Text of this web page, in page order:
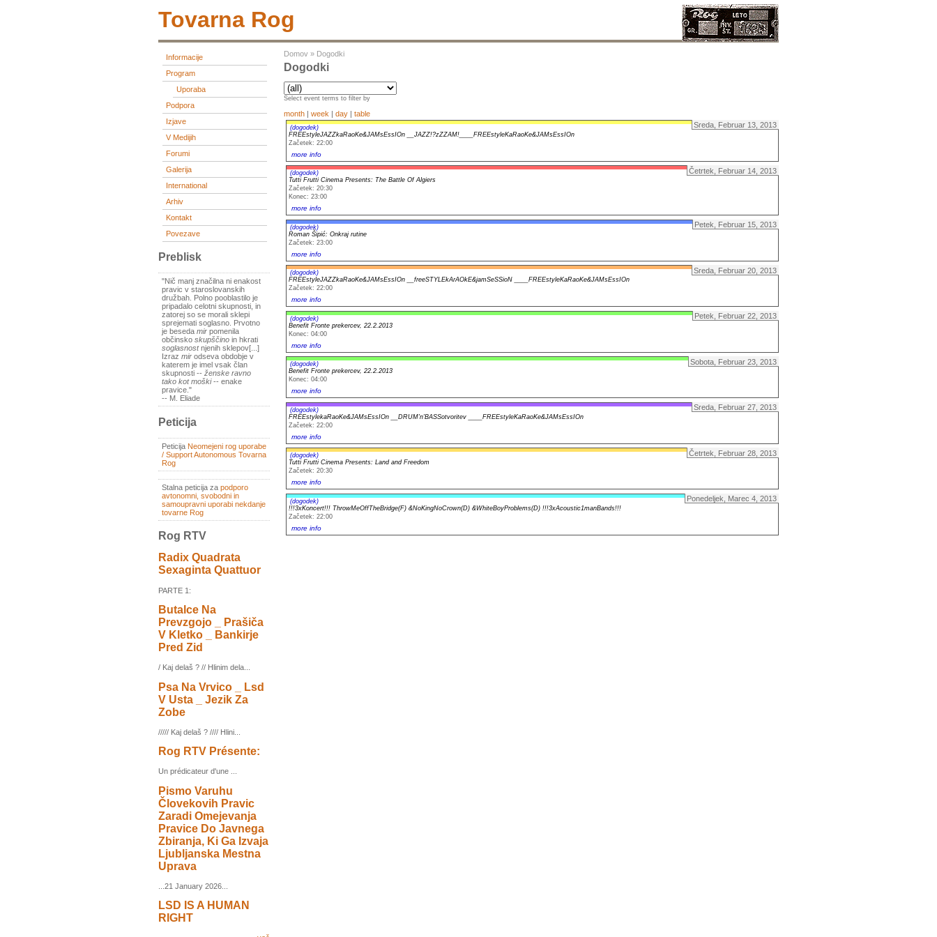
Tovarna Rog
Informacije
Program
Uporaba
Podpora
Izjave
V Medijih
Forumi
Galerija
International
Arhiv
Kontakt
Povezave
Preblisk
"Nič manj značilna ni enakost
pravic v staroslovanskih
družbah. Polno pooblastilo je
pripadalo celotni skupnosti, in
zatorej so se morali sklepi
sprejemati soglasno. Prvotno
je beseda mir pomenila
občinsko skupščino in hkrati
soglasnostnjenih sklepov[...]
Izraz mir odseva obdobje v
katerem je imel vsak član
skupnosti -- ženske ravno
tako kot moški-- enake
pravice."
-- M. Eliade
Peticija
Peticija Neomejeni rog uporabe
/ Support Autonomous Tovarna
Rog
Stalna peticija za podporo
avtonomni, svobodni in
samoupravni uporabi nekdanje
tovarne Rog
Rog RTV
Radix Quadrata
Sexaginta Quattuor
PARTE 1:
Butalce Na
Prevzgojo _ Prašiča
V Kletko _ Bankirje
Pred Zid
/ Kaj delaš ? // Hlinim dela...
Psa Na Vrvico _ Lsd
V Usta _ Jezik Za
Zobe
///// Kaj delaš ? //// Hlini...
Rog RTV Présente:
Un prédicateur d'une ...
Pismo Varuhu
Človekovih Pravic
Zaradi Omejevanja
Pravice Do Javnega
Zbiranja, Ki Ga Izvaja
Ljubljanska Mestna
Uprava
...21 January 2026...
LSD IS A HUMAN
RIGHT
Domov » Dogodki
Dogodki
Select event terms to filter by
month | week | day | table
Sreda, Februar 13, 2013
(dogodek)
FREEstyleJAZZkaRaoKe&JAMsEssIOn __JAZZ!?zZZAM!____FREEstyleKaRaoKe&JAMsEssIOn
Začetek: 22:00
more info
Četrtek, Februar 14, 2013
(dogodek)
Tutti Frutti Cinema Presents: The Battle Of Algiers
Začetek: 20:30
Konec: 23:00
more info
Petek, Februar 15, 2013
(dogodek)
Roman Šipić: Onkraj rutine
Začetek: 23:00
more info
Sreda, Februar 20, 2013
(dogodek)
FREEstyleJAZZkaRaoKe&JAMsEssIOn __freeSTYLEkArAOkE&jamSeSSioN ____FREEstyleKaRaoKe&JAMsEssIOn
Začetek: 22:00
more info
Petek, Februar 22, 2013
(dogodek)
Benefit Fronte prekercev, 22.2.2013
Konec: 04:00
more info
Sobota, Februar 23, 2013
(dogodek)
Benefit Fronte prekercev, 22.2.2013
Konec: 04:00
more info
Sreda, Februar 27, 2013
(dogodek)
FREEstylekaRaoKe&JAMsEssIOn __DRUM'n'BASSotvoritev ____FREEstyleKaRaoKe&JAMsEssIOn
Začetek: 22:00
more info
Četrtek, Februar 28, 2013
(dogodek)
Tutti Frutti Cinema Presents: Land and Freedom
Začetek: 20:30
more info
Ponedeljek, Marec 4, 2013
(dogodek)
!!!3xKoncert!!! ThrowMeOffTheBridge(F) &NoKingNoCrown(D) &WhiteBoyProblems(D) !!!3xAcoustic1manBands!!!
Začetek: 22:00
more info